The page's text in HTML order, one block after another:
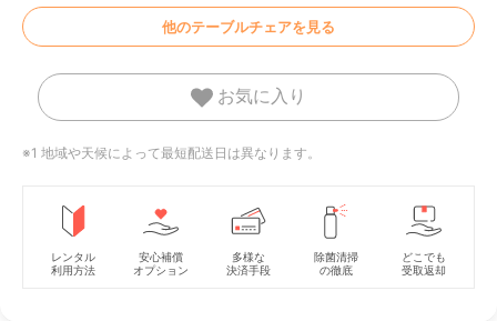
他のテーブルチェアを見る
お気に入り
※1 地域や天候によって最短配送日は異なります。
レンタル
利用方法
安心補償
オプション
多様な
決済手段
除菌清掃
の徹底
どこでも
受取返却